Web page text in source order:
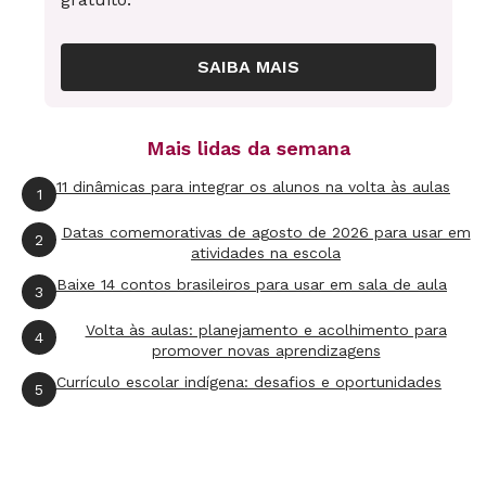
Com essa primeira missão cumprida, é hora de
enfrentar outra dificuldade: a precária
escolas. Se o número de computadores for
muito pequeno, divida a turma em dois grupos.
Enquanto um usa os aparelhos, o outro faz
atividades em sala de aula - por exemplo,
revisando os textos já produzidos.
O.k., agora que a parte tecnológica está em
ordem, você deve planejar detalhadamente a
proposta de atividade em língua inglesa. Se a
SAIBA MAIS
Mais lidas da semana
1 11 dinâmicas para integrar os alunos na volta às aulas
2
Datas comemorativas de agosto de 2026 para usar em
atividades na escola
3 Baixe 14 contos brasileiros para usar em sala de aula
4
Volta às aulas: planejamento e acolhimento para
promover novas aprendizagens
5 Currículo escolar indígena: desafios e oportunidades